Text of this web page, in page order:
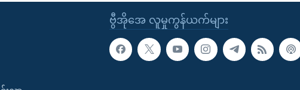
ဗွီအိုအေ လူမှုကွန်ယက်များ